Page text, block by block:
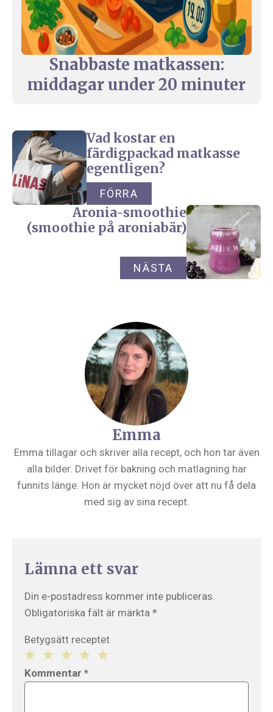
Snabbaste matkassen:
middagar under 20 minuter
Vad kostar en
färdigpackad matkasse
egentligen?
FÖRRA
Aronia-smoothie
(smoothie på aroniabär)
NÄSTA
Emma
Emma tillagar och skriver alla recept, och hon tar även
alla bilder. Drivet för bakning och matlagning har
funnits länge. Hon är mycket nöjd över att nu få dela
med sig av sina recept.
Lämna ett svar
Din e-postadress kommer inte publiceras.
Obligatoriska fält är märkta *
Betygsätt receptet
4
3
2
1
Kommentar *